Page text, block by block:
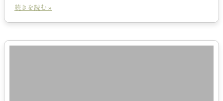
続きを読む »